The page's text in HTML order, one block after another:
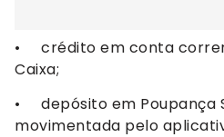
• crédito em conta
Caixa;
• depósito em Poupança
movimentada pelo